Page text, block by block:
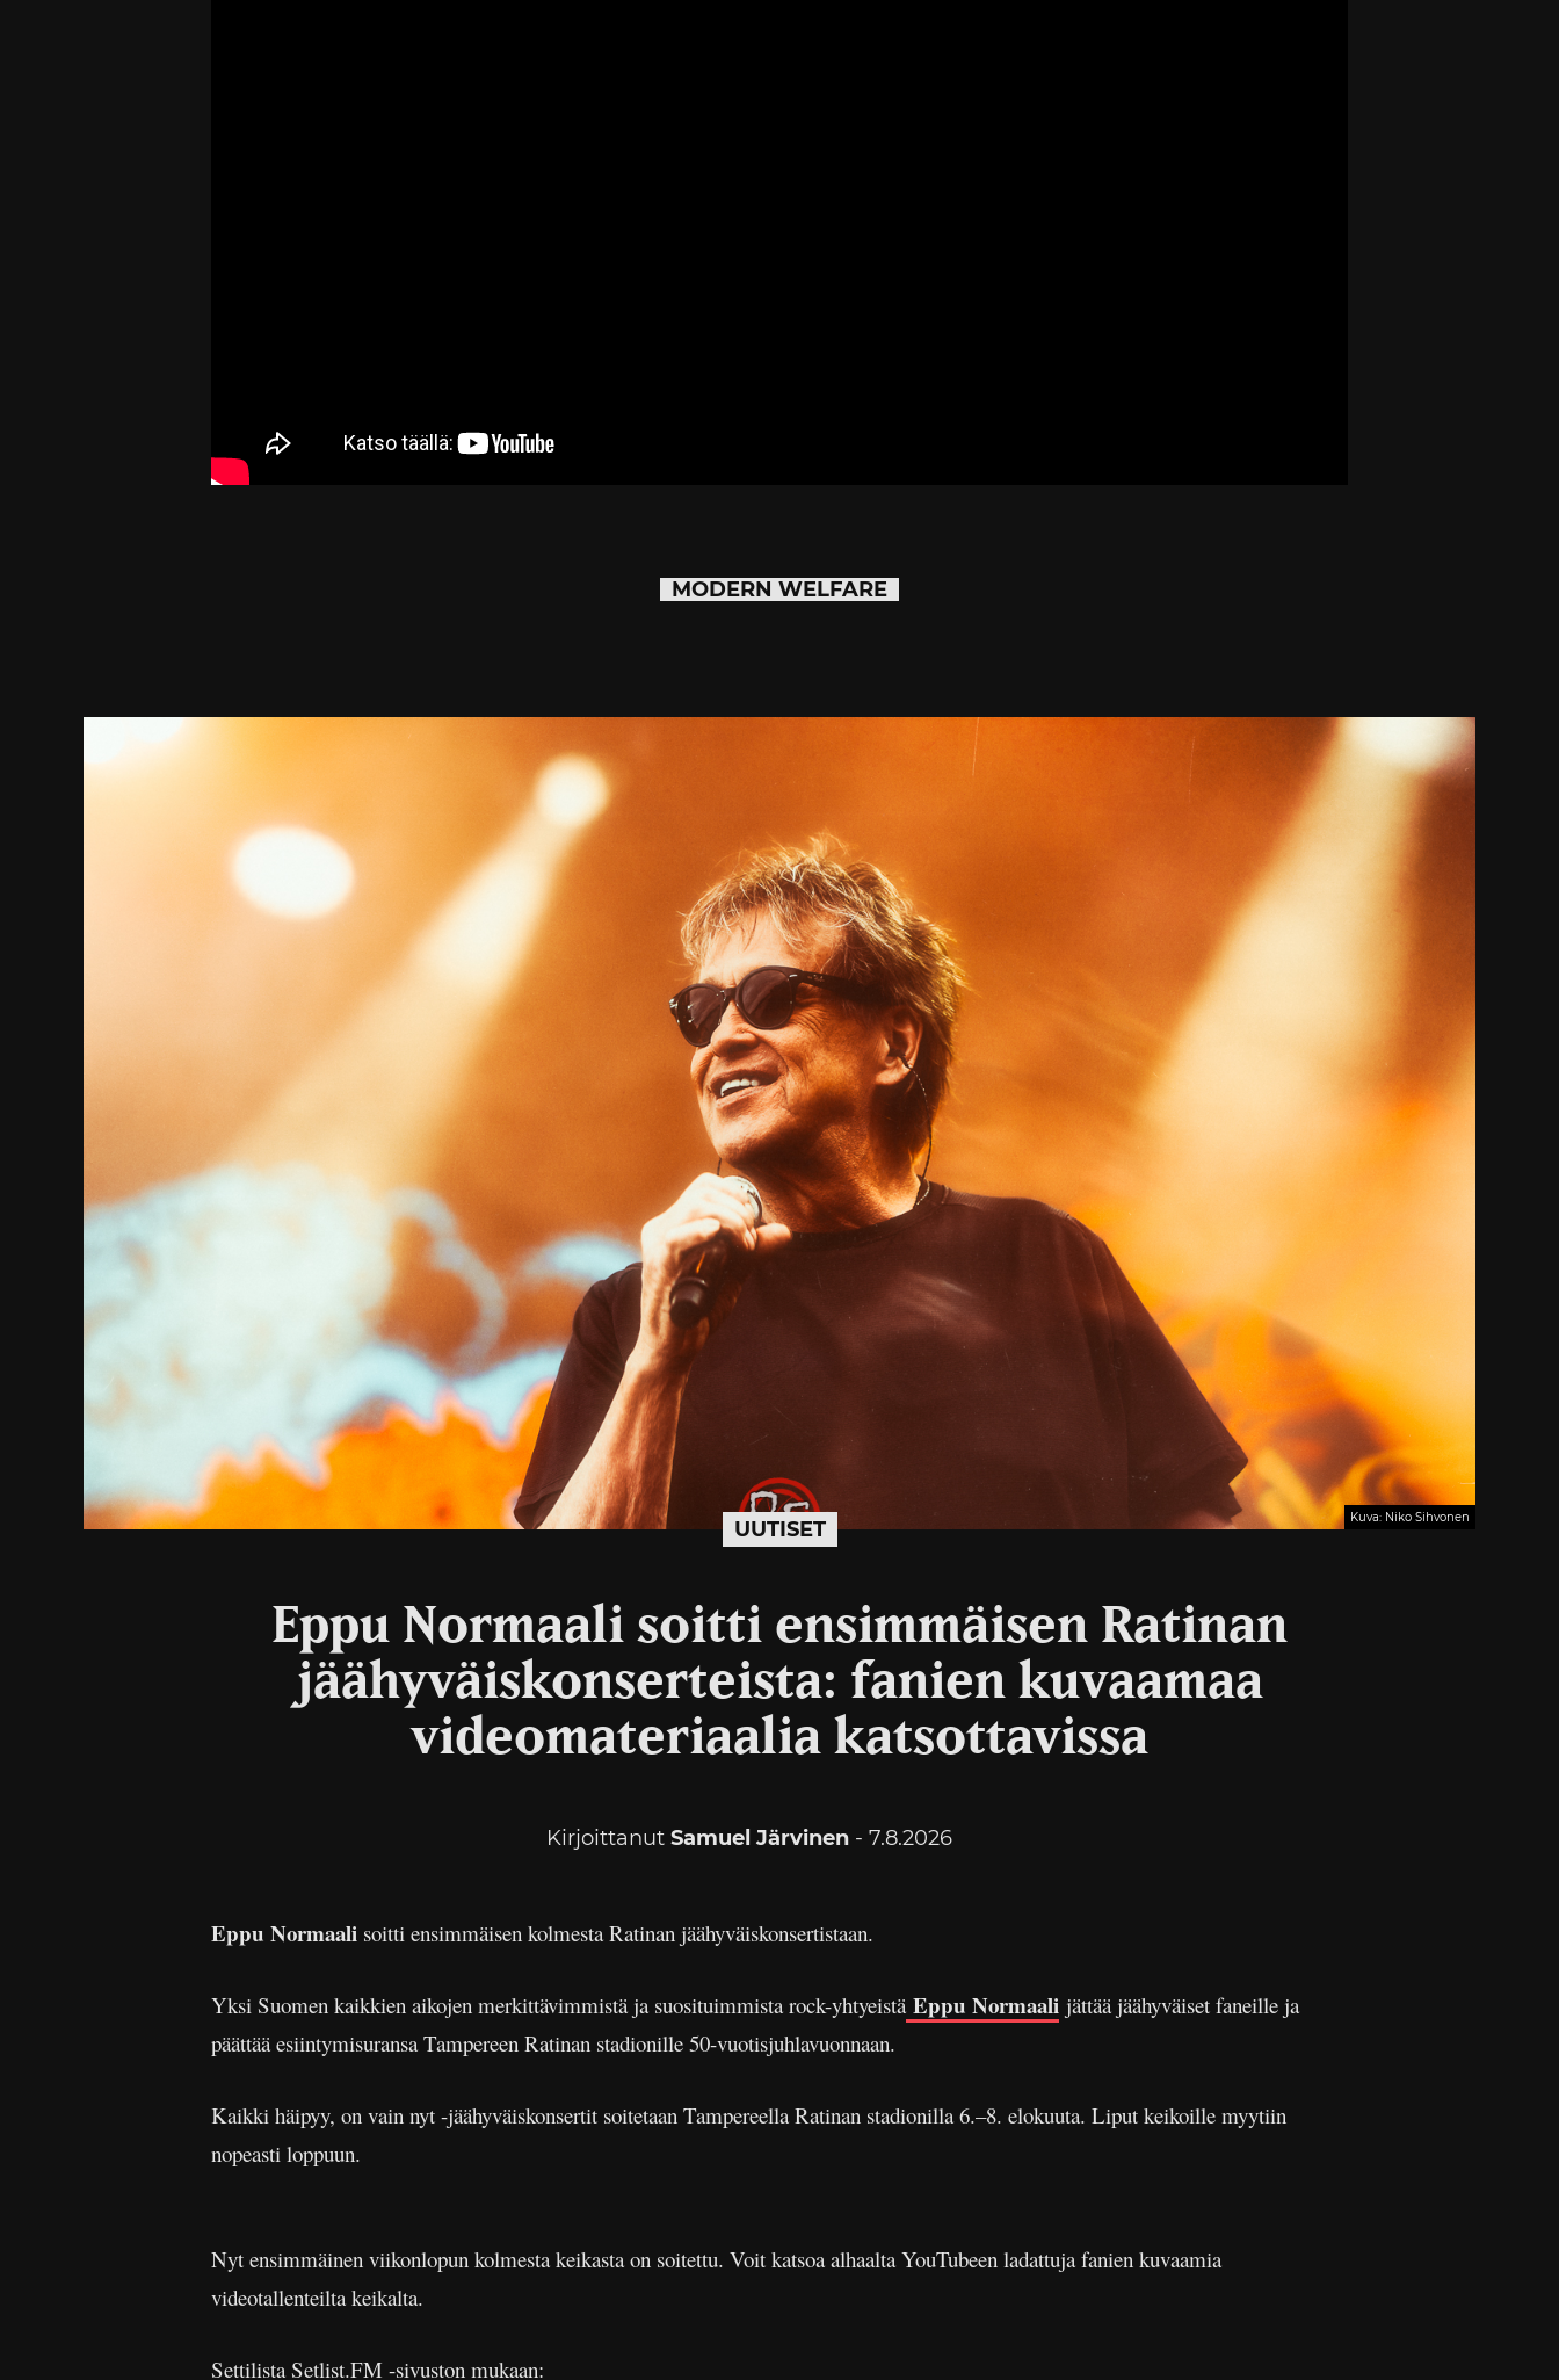
MODERN WELFARE
UUTISET Kuva: Niko Sihvonen
Eppu Normaali soitti ensimmäisen Ratinan
jäähyväiskonserteista: fanien kuvaamaa
videomateriaalia katsottavissa
Kirjoittanut Samuel Järvinen - 7.8.2026
Eppu Normaali soitti ensimmäisen kolmesta Ratinan jäähyväiskonsertistaan.
Yksi Suomen kaikkien aikojen merkittävimmistä ja suosituimmista rock-yhtyeistä Eppu Normaali jättää jäähyväiset faneille ja
päättää esiintymisuransa Tampereen Ratinan stadionille 50-vuotisjuhlavuonnaan.
Kaikki häipyy, on vain nyt -jäähyväiskonsertit soitetaan Tampereella Ratinan stadionilla 6.–8. elokuuta. Liput keikoille myytiin
nopeasti loppuun.
Nyt ensimmäinen viikonlopun kolmesta keikasta on soitettu. Voit katsoa alhaalta YouTubeen ladattuja fanien kuvaamia
videotallenteilta keikalta.
SettilistaSetlist.FM -sivuston mukaan: